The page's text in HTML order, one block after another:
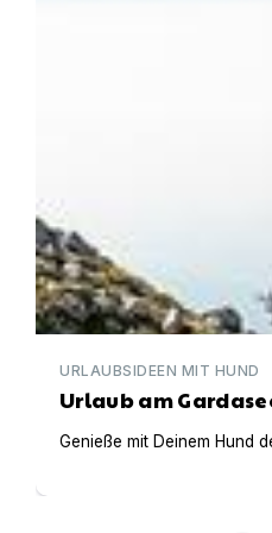
URLAUBSIDEEN MIT HUND
Urlaub am
Genieße mit Deinem Hund